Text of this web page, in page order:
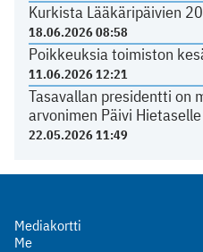
Kurkista Lääkäripäivien
18.06.2026 08:58
Poikkeuksia toimiston
11.06.2026 12:21
Tasavallan presidentti on
arvonimen Päivi Hietaselle
22.05.2026 11:49
Mediakortti
Me